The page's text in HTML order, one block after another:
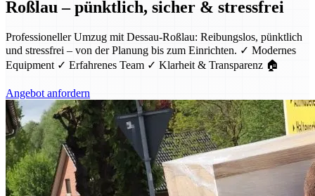
Roßlau – pünktlich, sicher & stressfrei
Professioneller Umzug mit Dessau-Roßlau: Reibungslos, pünktlich
und stressfrei – von der Planung bis zum Einrichten. ✓ Modernes
Equipment ✓ Erfahrenes Team ✓ Klarheit & Transparenz 🏠
Angebot anfordern